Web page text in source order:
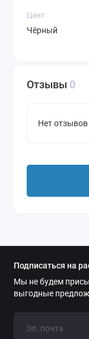
Ознакомится с
Инструкция по
Цвет
Чёрный
Отзывы 0
Нет
Подписаться на
Мы не будем
выгодные